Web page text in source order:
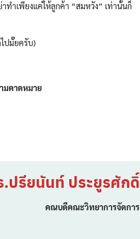
ำเพียงแค่ให้ลูกค้า “สมหวัง” เท่านั้นก็
ปมั๊ยครับ)
มคาดหมาย
.ปรียนันท์ ประยูรศักดิ์
คณบดีคณะวิทยาการจัดการ